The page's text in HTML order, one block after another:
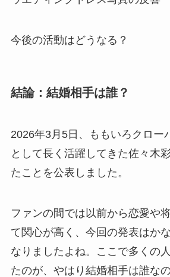
今後の活動はどうなる？
結論：結婚相手は誰？
2026年3月5日、ももいろクロー
として長く活躍してきた佐々木
たことを公表しました。
ファンの間では以前から恋愛や
て関心が高く、今回の発表はか
なりましたよね。ここで多くの
たのが、やはり結婚相手は誰な